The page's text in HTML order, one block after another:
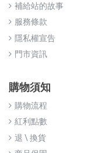
補給站的故事
服務條款
隱私權宣告
門市資訊
購物須知
購物流程
紅利點數
退 \ 換貨